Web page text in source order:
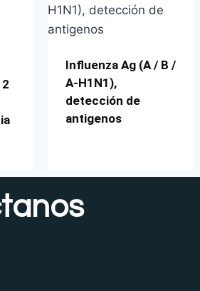
Influenza Ag (A / B /
A-H1N1),
detección de
antigenos